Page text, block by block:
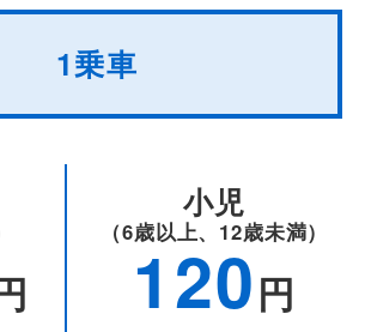
1乗車
小児
（6歳以上、12歳未満）
120円